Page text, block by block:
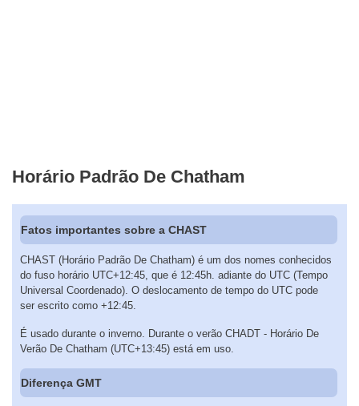
Horário Padrão De Chatham
Fatos importantes sobre a CHAST
CHAST (Horário Padrão De Chatham) é um dos nomes conhecidos
do fuso horário UTC+12:45, que é 12:45h. adiante do UTC (Tempo
Universal Coordenado). O deslocamento de tempo do UTC pode
ser escrito como +12:45.
É usado durante o inverno. Durante o verão CHADT - Horário De
Verão De Chatham (UTC+13:45) está em uso.
Diferença GMT